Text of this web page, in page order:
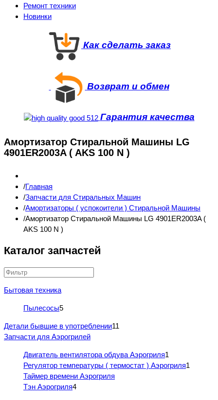
Ремонт техники
Новинки
Как сделать заказ
Возврат и обмен
Гарантия качества
Амортизатор Стиральной Машины LG
4901ER2003A ( AKS 100 N )
Главная
Запчасти для Стиральных Машин
Амортизаторы ( успокоители ) Стиральной Машины
Амортизатор Стиральной Машины LG 4901ER2003A (
AKS 100 N )
Каталог запчастей
Бытовая техника
Пылесосы5
Детали бывшие в употреблении11
Запчасти для Аэрогрилей
Двигатель вентилятора обдува Аэрогриля1
Регулятор температуры ( термостат ) Аэрогриля1
Таймер времени Аэрогриля
Тэн Аэрогриля4